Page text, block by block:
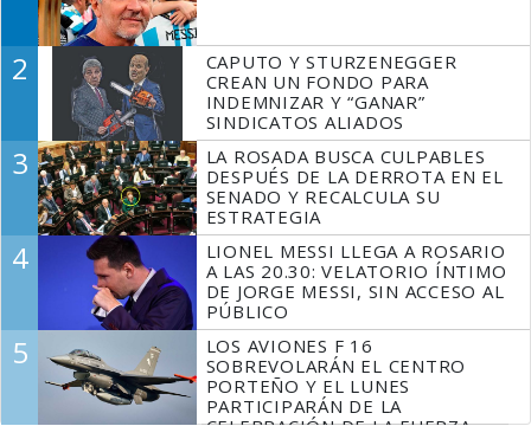
2
CAPUTO Y STURZENEGGER
CREAN UN FONDO PARA
INDEMNIZAR Y “GANAR”
SINDICATOS ALIADOS
3
LA ROSADA BUSCA CULPABLES
DESPUÉS DE LA DERROTA EN EL
SENADO Y RECALCULA SU
ESTRATEGIA
4
LIONEL MESSI LLEGA A ROSARIO
A LAS 20.30: VELATORIO ÍNTIMO
DE JORGE MESSI, SIN ACCESO AL
PÚBLICO
5
LOS AVIONES F 16
SOBREVOLARÁN EL CENTRO
PORTEÑO Y EL LUNES
PARTICIPARÁN DE LA
CELEBRACIÓN DE LA FUERZA